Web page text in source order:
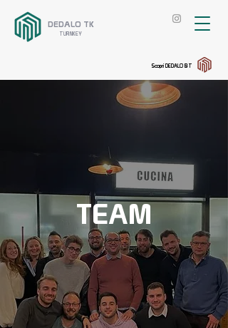
DEDALO TK
TURNKEY
Scopri DEDALO BT
TEAM